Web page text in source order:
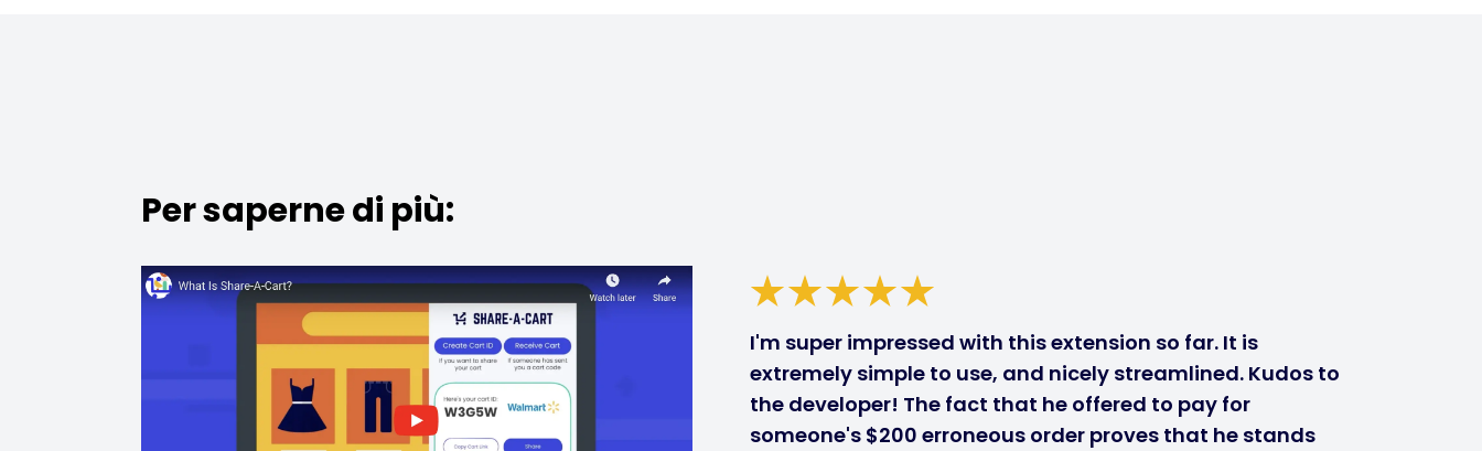
Per saperne di più:
I'm super impressed with this extension so far. It is
extremely simple to use, and nicely streamlined. Kudos to
the developer! The fact that he offered to pay for
someone's $200 erroneous order proves that he stands